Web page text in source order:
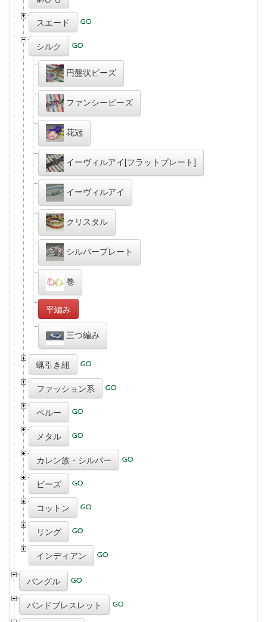
スエード
シルク
円盤状ビーズ
ファンシービーズ
花冠
イーヴィルアイ[フラットプレート]
イーヴィルアイ
クリスタル
シルバープレート
巻
平編み
三つ編み
蝋引き紐
ファッション系
ペルー
メタル
カレン族・シルバー
ビーズ
コットン
リング
インディアン
バングル
バンドブレスレット